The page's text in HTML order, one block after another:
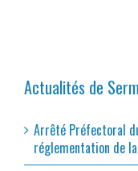
Actualités de
Arrêté Préfectoral
réglementation de